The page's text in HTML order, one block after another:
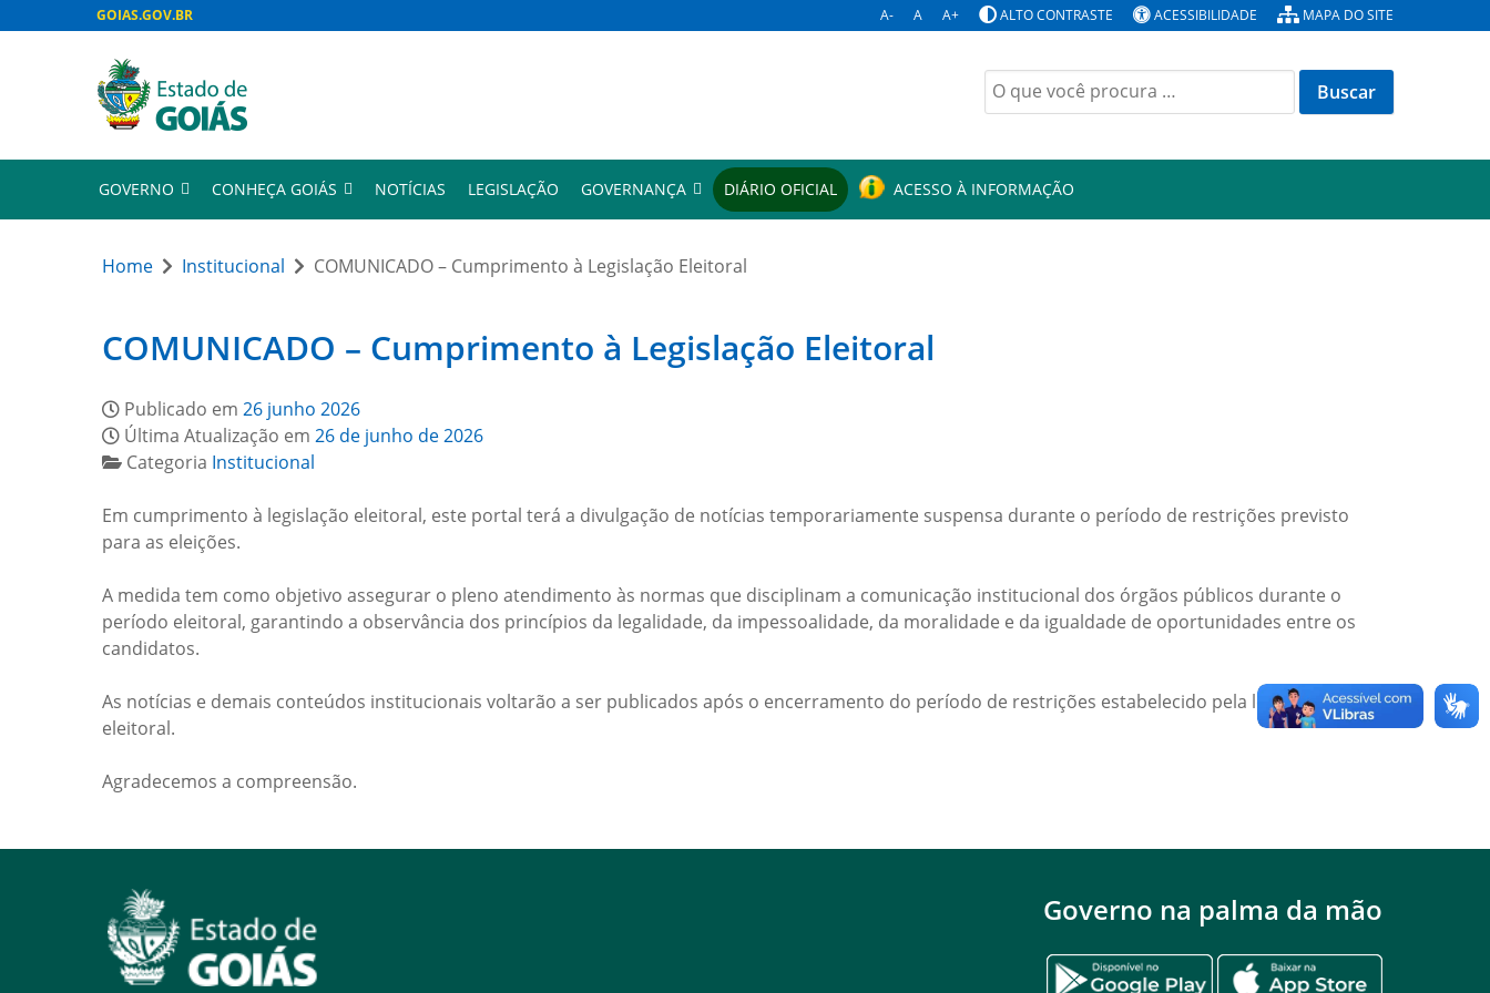
GOIAS.GOV.BR A- A A+ ALTO CONTRASTE ACESSIBILIDADE MAPA DO SITE
Buscar
por:
GOVERNO CONHEÇA GOIÁS NOTÍCIAS LEGISLAÇÃO GOVERNANÇA DIÁRIO OFICIAL ACESSO À INFORMAÇÃO
Home Institucional COMUNICADO – Cumprimento à Legislação Eleitoral
COMUNICADO – Cumprimento à Legislação Eleitoral
Publicado em 26 junho 2026
Última Atualização em 26 de junho de 2026
Categoria Institucional
Em cumprimento à legislação eleitoral, este portal terá a divulgação de notícias temporariamente suspensa durante o período de restrições previsto
para as eleições.
A medida tem como objetivo assegurar o pleno atendimento às normas que disciplinam a comunicação institucional dos órgãos públicos durante o
período eleitoral, garantindo a observância dos princípios da legalidade, da impessoalidade, da moralidade e da igualdade de oportunidades entre os
candidatos.
As notícias e demais conteúdos institucionais voltarão a ser publicados após o encerramento do período de restrições estabelecido pela legislação
eleitoral.
Agradecemos a compreensão.
Governo na palma da mão